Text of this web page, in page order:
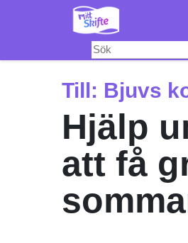
Till: Bjuvs
Hjälp
att få